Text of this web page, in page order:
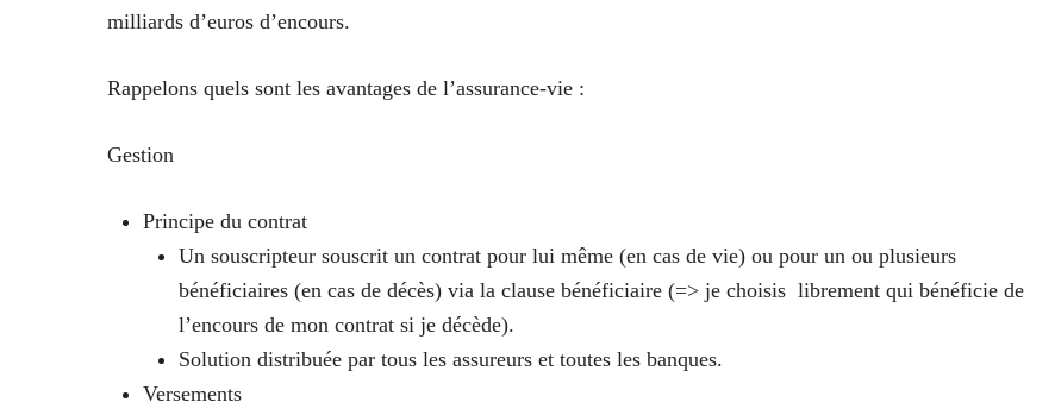
milliards d’euros d’encours.
Rappelons quels sont les avantages de l’assurance-vie :
Gestion
Principe du contrat
Un souscripteur souscrit un contrat pour lui même (en cas de vie) ou pour un ou plusieurs
bénéficiaires (en cas de décès) via la clause bénéficiaire (=> je choisis librement qui bénéficie de
l’encours de mon contrat si je décède).
Solution distribuée par tous les assureurs et toutes les banques.
Versements